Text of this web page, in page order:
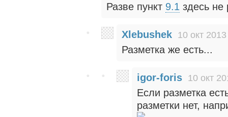
Разве пункт 9.1 здесь не
Xlebushek 10 окт
Разметка же есть...
igor-foris 10 окт
Если разметка
разметки нет,